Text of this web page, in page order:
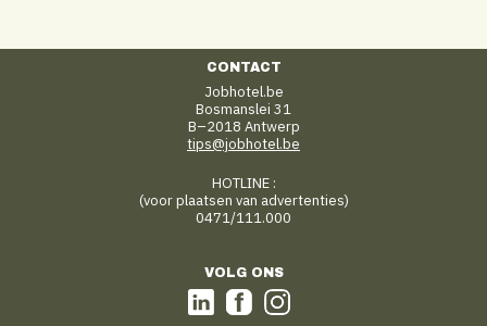
CONTACT
Jobhotel.be
Bosmanslei 31
B–2018 Antwerp
tips@jobhotel.be
HOTLINE :
(voor plaatsen van advertenties)
0471/111.000
VOLG ONS